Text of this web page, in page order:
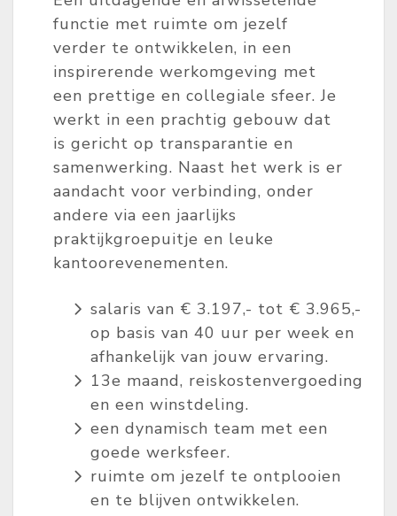
functie met ruimte om jezelf
verder te ontwikkelen, in een
inspirerende werkomgeving met
een prettige en collegiale sfeer. Je
werkt in een prachtig gebouw dat
is gericht op transparantie en
samenwerking. Naast het werk is er
aandacht voor verbinding, onder
andere via een jaarlijks
praktijkgroepuitje en leuke
kantoorevenementen.
salaris van € 3.197,- tot € 3.965,-
op basis van 40 uur per week en
afhankelijk van jouw ervaring.
13e maand, reiskostenvergoeding
en een winstdeling.
een dynamisch team met een
goede werksfeer.
ruimte om jezelf te ontplooien
en te blijven ontwikkelen.